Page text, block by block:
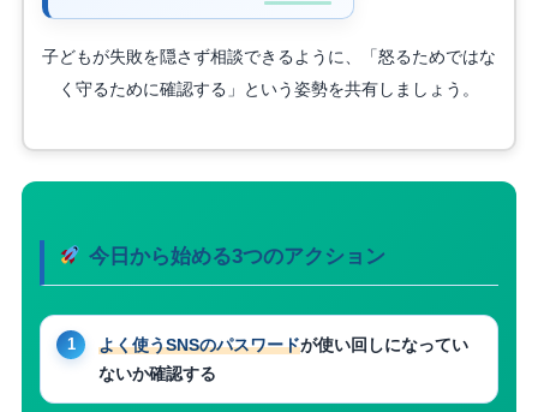
子どもが失敗を隠さず相談できるように、「怒るためではな
く守るために確認する」という姿勢を共有しましょう。
今日から始める3つのアクション
よく使うSNSのパスワードが使い回しになってい
ないか確認する